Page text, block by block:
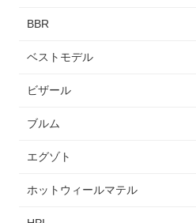
BBR
ベストモデル
ビザール
ブルム
エグゾト
ホットウィールマテル